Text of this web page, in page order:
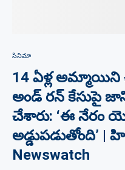
సినిమా
14 ఏళ్ల
అండ్ రన్ కేసుపై
చేశారు: ‘ఈ నేరం
అడ్డుపడుతోంది’ |
Newswatch